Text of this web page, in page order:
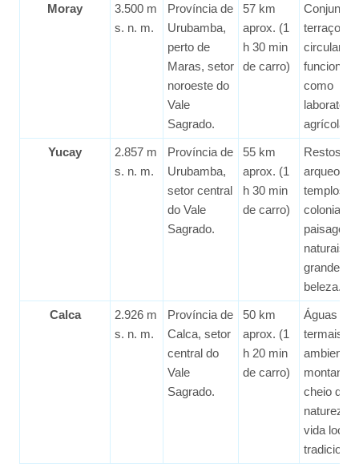
Moray
3.500 m
s. n. m.
Província de
Urubamba,
perto de
Maras, setor
noroeste do
Vale
Sagrado.
57 km
aprox. (1
h 30 min
de carro)
Conjunto
terraços
circulares
como
laboratório
agrícola
Yucay
2.857 m
s. n. m.
Província de
Urubamba,
setor central
do Vale
Sagrado.
55 km
aprox. (1
h 30 min
de carro)
Restos
templos
coloniais e
paisagens
naturais
grande
beleza.
Calca
2.926 m
s. n. m.
Província de
Calca, setor
central do
Vale
Sagrado.
50 km
aprox. (1
h 20 min
de carro)
Águas
termais,
ambiente
cheio de
natureza e
vida local